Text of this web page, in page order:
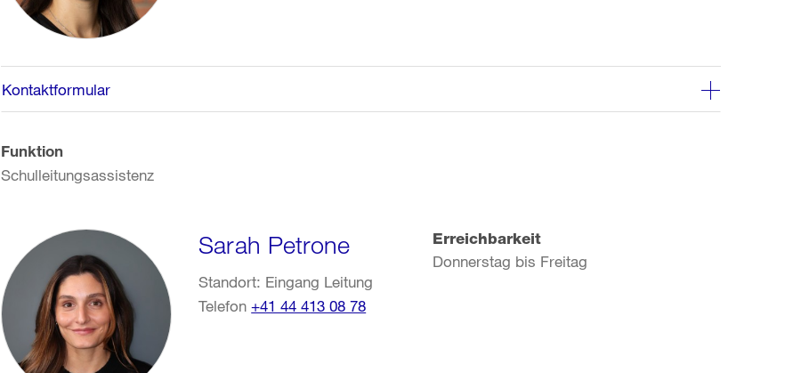
Kontaktformular
Funktion
Schulleitungsassistenz
Sarah Petrone
Standort: Eingang Leitung
Telefon+41 44 413 08 78
Erreichbarkeit
Donnerstag bis Freitag